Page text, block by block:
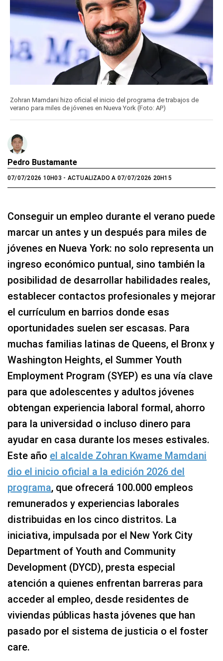
Zohran Mamdani hizo oficial el inicio del programa de trabajos de
verano para miles de jóvenes en Nueva York (Foto: AP)
Pedro Bustamante
07/07/2026 10H03 - ACTUALIZADO A 07/07/2026 20H15
Conseguir un empleo durante el verano puede
marcar un antes y un después para miles de
jóvenes en Nueva York: no solo representa un
ingreso económico puntual, sino también la
posibilidad de desarrollar habilidades reales,
establecer contactos profesionales y mejorar
el currículum en barrios donde esas
oportunidades suelen ser escasas. Para
muchas familias latinas de Queens, el Bronx y
Washington Heights, el Summer Youth
Employment Program (SYEP) es una vía clave
para que adolescentes y adultos jóvenes
obtengan experiencia laboral formal, ahorro
para la universidad o incluso dinero para
ayudar en casa durante los meses estivales.
Este año el alcalde Zohran Kwame Mamdani
dio el inicio oficial a la edición 2026 del
programa, que ofrecerá 100.000 empleos
remunerados y experiencias laborales
distribuidas en los cinco distritos. La
iniciativa, impulsada por el New York City
Department of Youth and Community
Development (DYCD), presta especial
atención a quienes enfrentan barreras para
acceder al empleo, desde residentes de
viviendas públicas hasta jóvenes que han
pasado por el sistema de justicia o el foster
care.